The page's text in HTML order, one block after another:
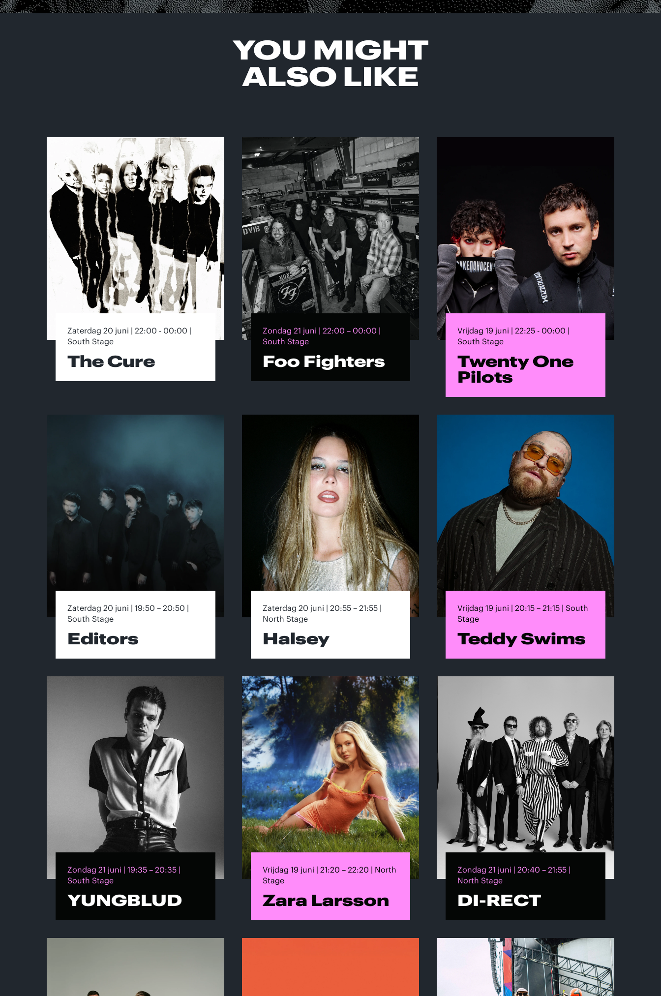
YOU MIGHT
ALSO LIKE
Zaterdag 20 juni | 22:00 - 00:00 |
South Stage
The Cure
Zondag 21 juni | 22:00 – 00:00 |
South Stage
Foo Fighters
Vrijdag 19 juni | 22:25 - 00:00 |
South Stage
Twenty One
Pilots
Zaterdag 20 juni | 19:50 – 20:50 |
South Stage
Editors
Zaterdag 20 juni | 20:55 – 21:55 |
North Stage
Halsey
Vrijdag 19 juni | 20:15 – 21:15 | South
Stage
Teddy Swims
Zondag 21 juni | 19:35 – 20:35 |
South Stage
YUNGBLUD
Vrijdag 19 juni | 21:20 – 22:20 | North
Stage
Zara Larsson
Zondag 21 juni | 20:40 – 21:55 |
North Stage
DI-RECT